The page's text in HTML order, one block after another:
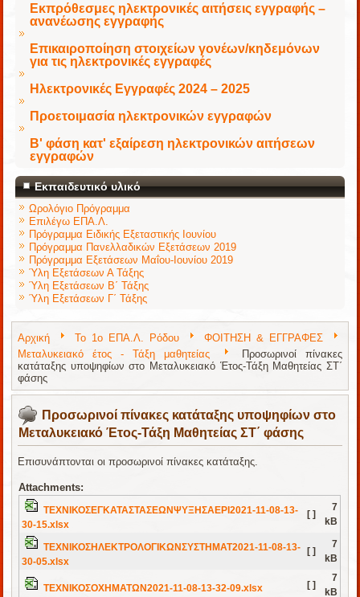
Εκπρόθεσμες ηλεκτρονικές αιτήσεις εγγραφής –
ανανέωσης εγγραφής
Επικαιροποίηση στοιχείων γονέων/κηδεμόνων
για τις ηλεκτρονικές εγγραφές
Ηλεκτρονικές Εγγραφές 2024 – 2025
Προετοιμασία ηλεκτρονικών εγγραφών
Β' φάση κατ' εξαίρεση ηλεκτρονικών αιτήσεων
εγγραφών
Εκπαιδευτικό υλικό
Ωρολόγιο Πρόγραμμα
Επιλέγω ΕΠΑ.Λ.
Πρόγραμμα Ειδικής Εξεταστικής Ιουνίου
Πρόγραμμα Πανελλαδικών Εξετάσεων 2019
Πρόγραμμα Εξετάσεων Μαΐου-Ιουνίου 2019
Ύλη Εξετάσεων Α Τάξης
Ύλη Εξετάσεων Β΄ Τάξης
Ύλη Εξετάσεων Γ΄ Τάξης
Αρχική Το 1ο ΕΠΑ.Λ. Ρόδου
ΦΟΙΤΗΣΗ & ΕΓΓΡΑΦΕΣ
Μεταλυκειακό έτος - Τάξη μαθητείας
Προσωρινοί πίνακες
κατάταξης υποψηφίων στο Μεταλυκειακό Έτος-Τάξη Μαθητείας ΣΤ΄
φάσης
Προσωρινοί πίνακες κατάταξης υποψηφίων στο
Μεταλυκειακό Έτος-Τάξη Μαθητείας ΣΤ΄ φάσης
Επισυνάπτονται οι προσωρινοί πίνακες κατάταξης.
Attachments:
ΤΕΧΝΙΚΟΣΕΓΚΑΤΑΣΤΑΣΕΩΝΨΥΞΗΣΑΕΡΙ2021-11-08-13-
30-15.xlsx
[ ]
7
kB
ΤΕΧΝΙΚΟΣΗΛΕΚΤΡΟΛΟΓΙΚΩΝΣΥΣΤΗΜΑΤ2021-11-08-13-
30-05.xlsx
[ ]
7
kB
ΤΕΧΝΙΚΟΣΟΧΗΜΑΤΩΝ2021-11-08-13-32-09.xlsx [ ]
7
kB